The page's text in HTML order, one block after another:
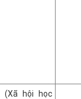
(Xã hội học